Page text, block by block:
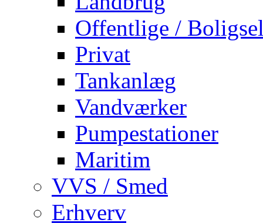
Offentlige /
Privat
Tankanlæg
Vandværker
Pumpestationer
Maritim
VVS / Smed
Erhverv